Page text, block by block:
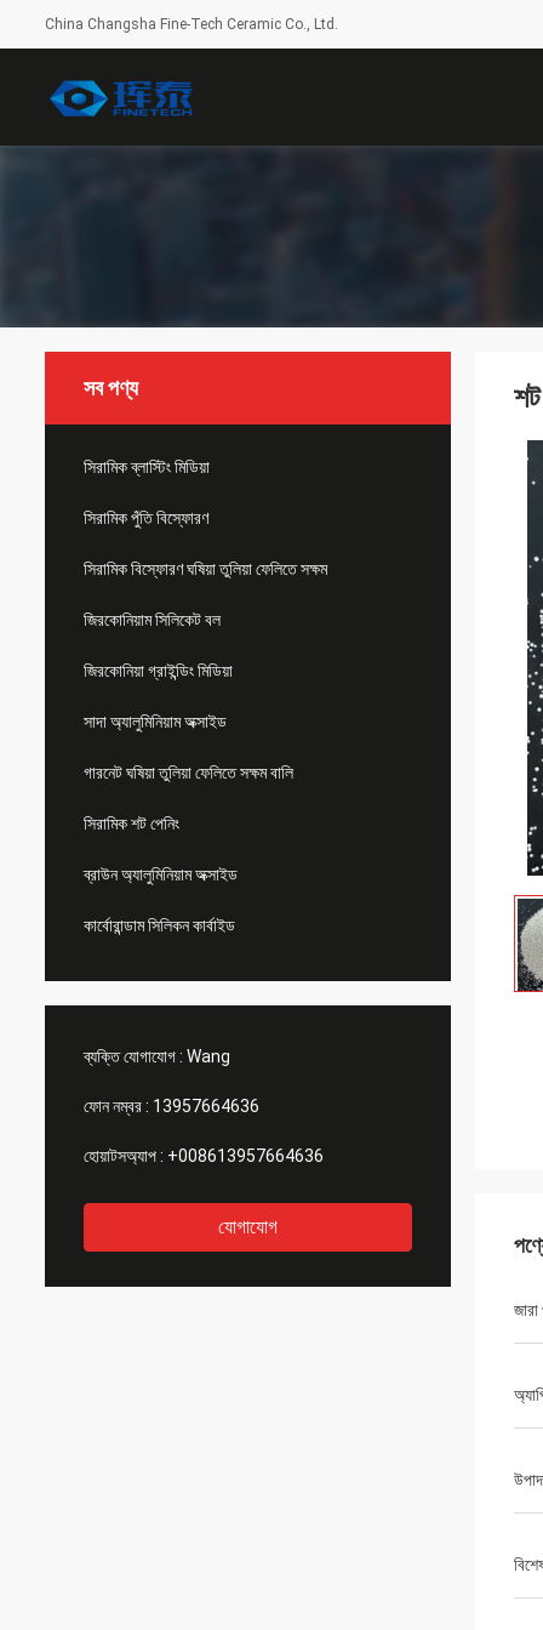
China Changsha Fine-Tech Ceramic Co., Ltd.
সব পণ্য
সিরামিক ব্লাস্টিং মিডিয়া
সিরামিক পুঁতি বিস্ফোরণ
সিরামিক বিস্ফোরণ ঘষিয়া তুলিয়া ফেলিতে সক্ষম
জিরকোনিয়াম সিলিকেট বল
জিরকোনিয়া গ্রাইন্ডিং মিডিয়া
সাদা অ্যালুমিনিয়াম অক্সাইড
গারনেট ঘষিয়া তুলিয়া ফেলিতে সক্ষম বালি
সিরামিক শট পেনিং
ব্রাউন অ্যালুমিনিয়াম অক্সাইড
কার্বোরান্ডাম সিলিকন কার্বাইড
ব্যক্তি যোগাযোগ : Wang
ফোন নম্বর : 13957664636
হোয়াটসঅ্যাপ : +008613957664636
যোগাযোগ